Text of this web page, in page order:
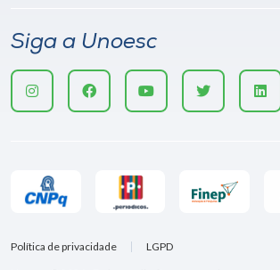
Siga a Unoesc
Política de privacidade LGPD